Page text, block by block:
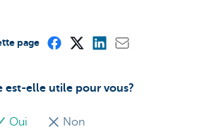
est-elle utile pour vous?
Oui Non
page